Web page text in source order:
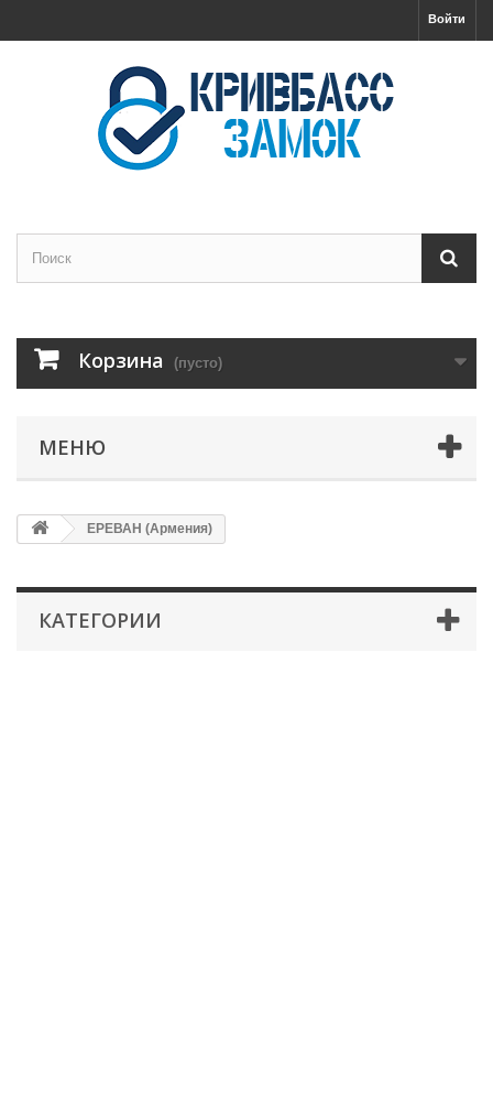
Войти
Корзина (пусто)
МЕНЮ
ЕРЕВАН (Армения)
КАТЕГОРИИ